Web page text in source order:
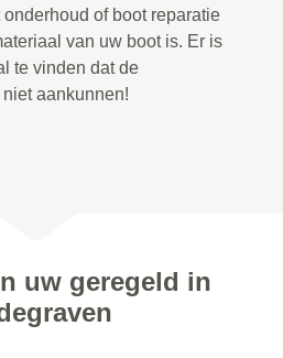
of boot reparatie
van uw boot is. Er is
te vinden dat de
aankunnen!
uw geregeld in